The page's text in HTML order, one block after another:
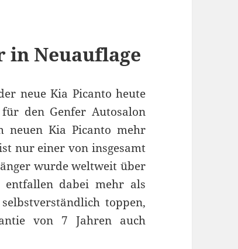
in Neuauflage
neue Kia Picanto heute
den Genfer Autosalon
neuen Kia Picanto mehr
nur einer von insgesamt
wurde weltweit über
dabei mehr als
toppen,
von 7 Jahren auch